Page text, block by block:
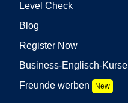
Level Check
Blog
Register Now
Business-Englisch-Kurse
Freunde werben
New